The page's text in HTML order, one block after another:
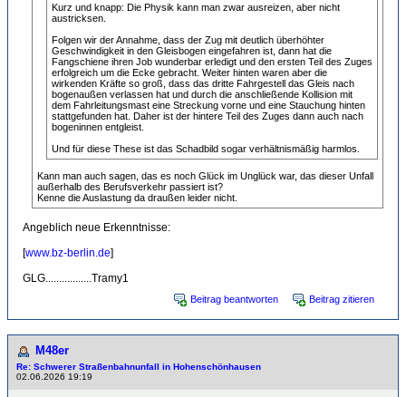
Kurz und knapp: Die Physik kann man zwar ausreizen, aber nicht
austricksen.
Folgen wir der Annahme, dass der Zug mit deutlich überhöhter
Geschwindigkeit in den Gleisbogen eingefahren ist, dann hat die
Fangschiene ihren Job wunderbar erledigt und den ersten Teil des Zuges
erfolgreich um die Ecke gebracht. Weiter hinten waren aber die
wirkenden Kräfte so groß, dass das dritte Fahrgestell das Gleis nach
bogenaußen verlassen hat und durch die anschließende Kollision mit
dem Fahrleitungsmast eine Streckung vorne und eine Stauchung hinten
stattgefunden hat. Daher ist der hintere Teil des Zuges dann auch nach
bogeninnen entgleist.
Und für diese These ist das Schadbild sogar verhältnismäßig harmlos.
Kann man auch sagen, das es noch Glück im Unglück war, das dieser Unfall
außerhalb des Berufsverkehr passiert ist?
Kenne die Auslastung da draußen leider nicht.
Angeblich neue Erkenntnisse:
[www.bz-berlin.de]
GLG.................Tramy1
Beitrag beantworten Beitrag zitieren
M48er
Re: Schwerer Straßenbahnunfall in Hohenschönhausen
02.06.2026 19:19